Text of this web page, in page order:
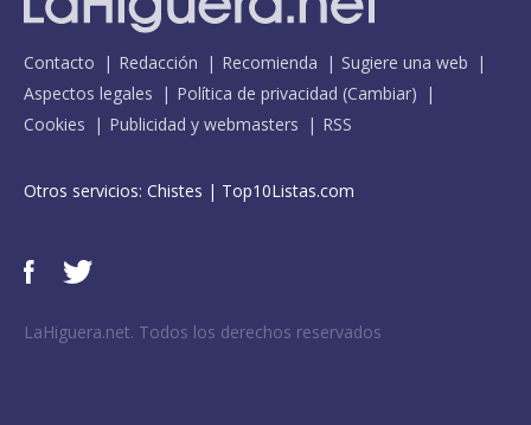
Contacto Redacción Recomienda
Sugiere una web
Aspectos legales
Política de privacidad (Cambiar)
Cookies
Publicidad y webmasters RSS
Otros servicios: Chistes | Top10Listas.com
LaHiguera.net. Todos los derechos reservados